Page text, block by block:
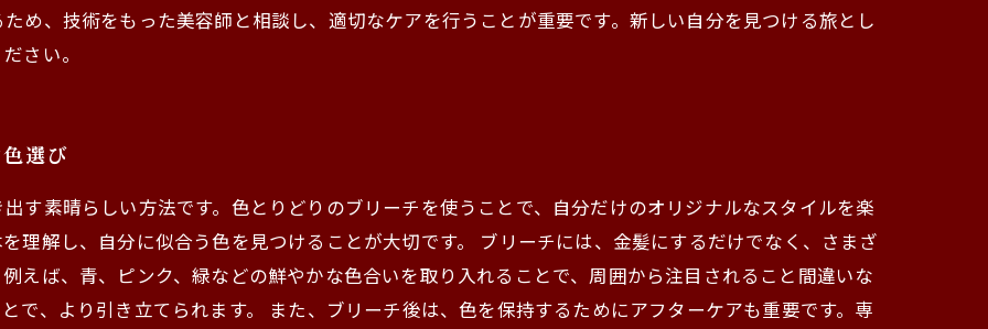
め、技術をもった美容師と相談し、適切なケアを行うことが重要です。新しい自分を見つける旅とし
さい。
選び
す素晴らしい方法です。色とりどりのブリーチを使うことで、自分だけのオリジナルなスタイルを楽
理解し、自分に似合う色を見つけることが大切です。 ブリーチには、金髪にするだけでなく、さまざ
えば、青、ピンク、緑などの鮮やかな色合いを取り入れることで、周囲から注目されること間違いな
で、より引き立てられます。 また、ブリーチ後は、色を保持するためにアフターケアも重要です。専